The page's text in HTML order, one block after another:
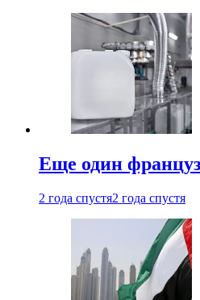
Еще один
2 года спустя2 года спустя